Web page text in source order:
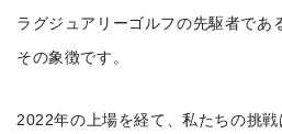
ラグジュアリーゴルフの先駆者であ
その象徴です。
2022年の上場を経て、私たちの挑